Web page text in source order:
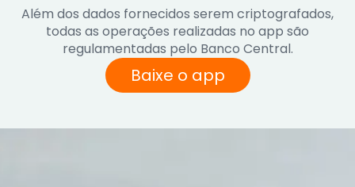
Além dos dados fornecidos serem criptografados,
todas as operações realizadas no app são
regulamentadas pelo Banco Central.
Baixe o app